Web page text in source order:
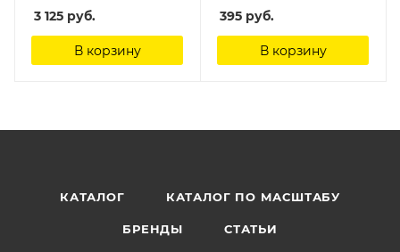
3 125 руб.
В корзину
395 руб.
В корзину
КАТАЛОГ КАТАЛОГ ПО МАСШТАБУ
БРЕНДЫ СТАТЬИ